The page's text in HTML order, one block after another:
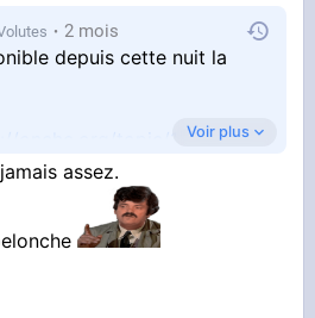
2 mois
depuis cette nuit la
onche.org/topic/1[...]rmais-
Voir plus
assez.